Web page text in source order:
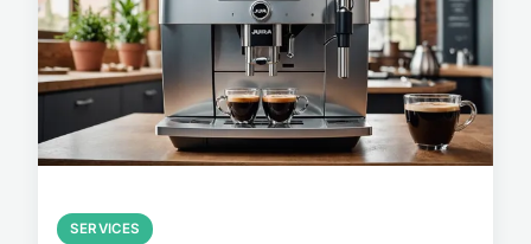
SERVICES